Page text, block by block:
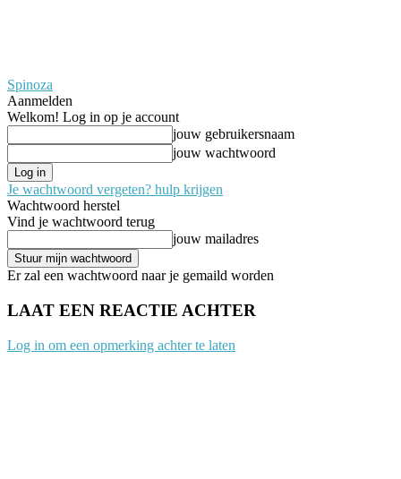
Spinoza
Aanmelden
Welkom! Log in op je account
jouw gebruikersnaam
jouw wachtwoord
Je wachtwoord vergeten? hulp krijgen
Wachtwoord herstel
Vind je wachtwoord terug
jouw mailadres
Er zal een wachtwoord naar je gemaild worden
LAAT EEN REACTIE ACHTER
Log in om een opmerking achter te laten